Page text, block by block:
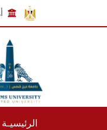
الرئيسيـة